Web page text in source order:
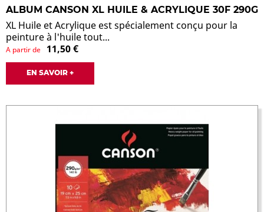
ALBUM CANSON XL HUILE & ACRYLIQUE 30F 290G
XL Huile et Acrylique est spécialement conçu pour la
peinture à l'huile tout...
A partir de 11,50 €
EN SAVOIR +